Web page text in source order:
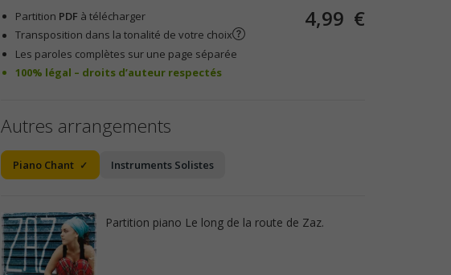
Partition PDF à télécharger
Transposition dans la tonalité de votre choix
Les paroles complètes sur une page séparée
100% légal – droits d’auteur respectés
4,99 €
Autres arrangements
Piano Chant Instruments Solistes
Partition piano Le long de la route de Zaz.